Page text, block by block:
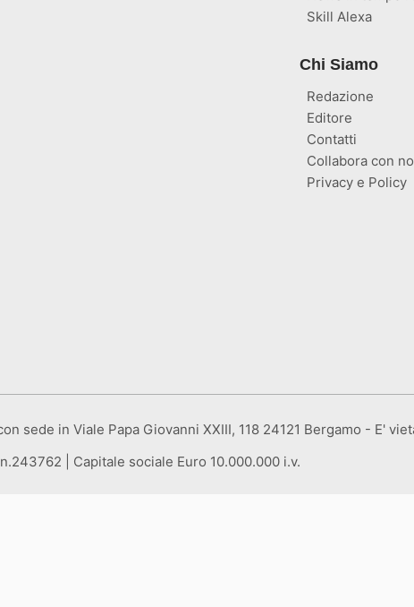
Skill Alexa
Chi Siamo
Redazione
Editore
Contatti
Collabora con
Privacy e Policy
sede in Viale Papa Giovanni XXIII, 118 24121 Bergamo - E'
| Capitale sociale Euro 10.000.000 i.v.